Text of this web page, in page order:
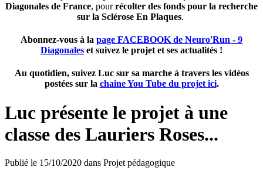
Diagonales de France, pourrécolter des fonds pour la recherche
sur la Sclérose En Plaques.
Abonnez-vous à la page FACEBOOK de Neuro'Run - 9
Diagonales et suivez le projet et ses actualités !
Au quotidien, suivez Luc sur sa marche à travers les vidéos
postées sur la chaine You Tube du projet ici.
Luc présente le projet à une
classe des Lauriers Roses...
Publié le 15/10/2020 dans Projet pédagogique